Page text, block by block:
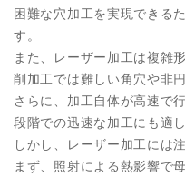
困難な穴加工を実現できる
す。
また、レーザー加工は複雑
削加工では難しい角穴や非
さらに、加工自体が高速で
段階での迅速な加工にも適
しかし、レーザー加工には
まず、照射による熱影響で